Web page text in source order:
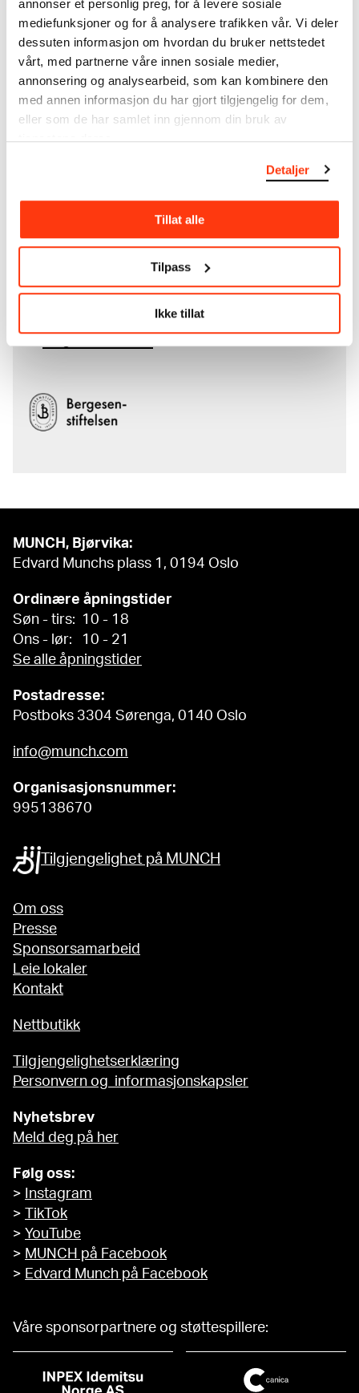
annonser et personlig preg, for å levere sosiale
mediefunksjoner og for å analysere trafikken vår. Vi deler
dessuten informasjon om hvordan du bruker nettstedet
vårt, med partnerne våre innen sosiale medier,
annonsering og analysearbeid, som kan kombinere den
med annen informasjon du har gjort tilgjengelig for dem,
eller som de har samlet inn gjennom din bruk av
tjenestene deres.
Detaljer
Tillat alle
Tilpass
Ikke tillat
kunstverk. I tillegg til den ekstraordinære samlingen
somEdvard Munchtestamenterte til Oslo
kommune i 1940, rommer museet også samlingene
til Rolf Stenersen, Amaldus Nielsen og Ludvig O.
Ravensberg.
Merom MUNCHssamling
Les mer om bruk av våre avfotograferinger og
kunstnerskap
Den digitale tilgjengeliggjøringen av museets
MUNCH, Bjørvika:
Edvard Munchs plass 1, 0194 Oslo
Ordinære åpningstider
Søn - tirs: 10 - 18
Ons - lør: 10 - 21
Se alle åpningstider
Postadresse:
Postboks 3304 Sørenga, 0140 Oslo
info@munch.com
Organisasjonsnummer:
995138670
Tilgjengelighet på MUNCH
Om oss
Presse
Sponsorsamarbeid
Leie lokaler
Kontakt
Nettbutikk
Tilgjengelighetserklæring
Personvern og informasjonskapsler
Nyhetsbrev
Meld deg på her
Følg oss:
>
Instagram
>
TikTok
> YouTube
> MUNCH på Facebook
> Edvard Munch på Facebook
Våre sponsorpartnere og støttespillere: